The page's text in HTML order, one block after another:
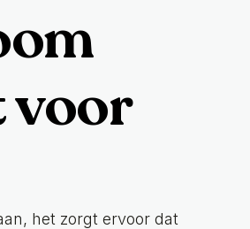
voor
het zorgt ervoor dat